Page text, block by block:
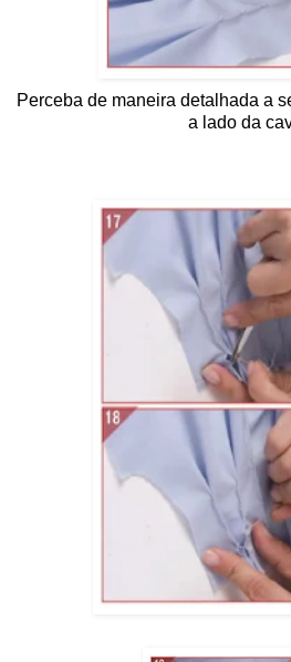
Perceba de maneira detalhada a
a lado da